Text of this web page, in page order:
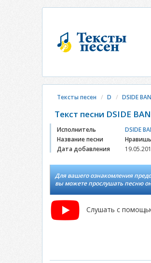
Тексты песен D DSIDE
Текст песни DSIDE
Исполнитель
DSIDE
Название песни
Дата добавления
Для вашего ознакомления
вы можете прослушать песню
Слушать с